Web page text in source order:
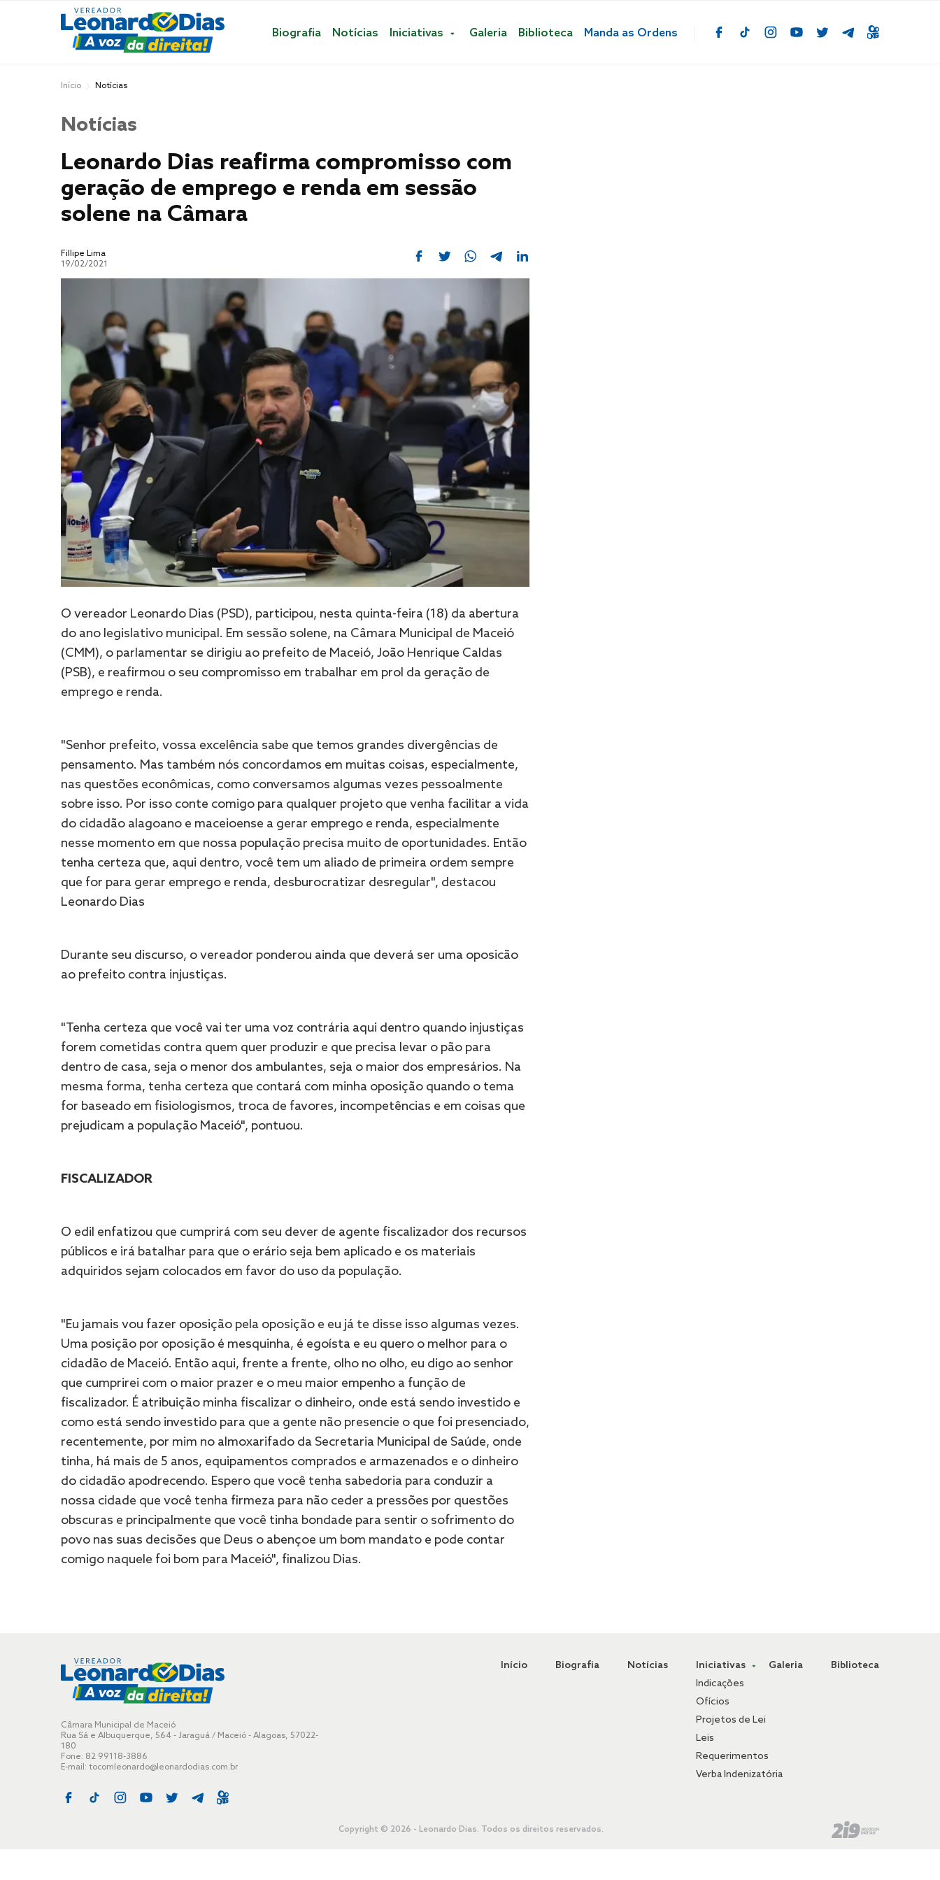
Biografia Notícias Iniciativas Galeria Biblioteca Manda as Ordens
Início Notícias
Notícias
Leonardo Dias reafirma compromisso com
geração de emprego e renda em sessão
solene na Câmara
Fillipe Lima
19/02/2021
O vereador Leonardo Dias (PSD), participou, nesta quinta-feira (18) da abertura
do ano legislativo municipal. Em sessão solene, na Câmara Municipal de Maceió
(CMM), o parlamentar se dirigiu ao prefeito de Maceió, João Henrique Caldas
(PSB), e reafirmou o seu compromisso em trabalhar em prol da geração de
emprego e renda.
"Senhor prefeito, vossa excelência sabe que temos grandes divergências de
pensamento. Mas também nós concordamos em muitas coisas, especialmente,
nas questões econômicas, como conversamos algumas vezes pessoalmente
sobre isso. Por isso conte comigo para qualquer projeto que venha facilitar a vida
do cidadão alagoano e maceioense a gerar emprego e renda, especialmente
nesse momento em que nossa população precisa muito de oportunidades. Então
tenha certeza que, aqui dentro, você tem um aliado de primeira ordem sempre
que for para gerar emprego e renda, desburocratizar desregular", destacou
Leonardo Dias
Durante seu discurso, o vereador ponderou ainda que deverá ser uma oposicão
ao prefeito contra injustiças.
"Tenha certeza que você vai ter uma voz contrária aqui dentro quando injustiças
forem cometidas contra quem quer produzir e que precisa levar o pão para
dentro de casa, seja o menor dos ambulantes, seja o maior dos empresários. Na
mesma forma, tenha certeza que contará com minha oposição quando o tema
for baseado em fisiologismos, troca de favores, incompetências e em coisas que
prejudicam a população Maceió", pontuou.
FISCALIZADOR
O edil enfatizou que cumprirá com seu dever de agente fiscalizador dos recursos
públicos e irá batalhar para que o erário seja bem aplicado e os materiais
adquiridos sejam colocados em favor do uso da população.
"Eu jamais vou fazer oposição pela oposição e eu já te disse isso algumas vezes.
Uma posição por oposição é mesquinha, é egoísta e eu quero o melhor para o
cidadão de Maceió. Então aqui, frente a frente, olho no olho, eu digo ao senhor
que cumprirei com o maior prazer e o meu maior empenho a função de
fiscalizador. É atribuição minha fiscalizar o dinheiro, onde está sendo investido e
como está sendo investido para que a gente não presencie o que foi presenciado,
recentemente, por mim no almoxarifado da Secretaria Municipal de Saúde, onde
tinha, há mais de 5 anos, equipamentos comprados e armazenados e o dinheiro
do cidadão apodrecendo. Espero que você tenha sabedoria para conduzir a
nossa cidade que você tenha firmeza para não ceder a pressões por questões
obscuras e principalmente que você tinha bondade para sentir o sofrimento do
povo nas suas decisões que Deus o abençoe um bom mandato e pode contar
comigo naquele foi bom para Maceió", finalizou Dias.
Câmara Municipal de Maceió
Rua Sá e Albuquerque, 564 - Jaraguá / Maceió - Alagoas, 57022-
180
Fone: 82 99118-3886
E-mail: tocomleonardo@leonardodias.com.br
Início Biografia Notícias
Iniciativas
Indicações
Ofícios
Projetos de Lei
Leis
Requerimentos
Verba Indenizatória
Galeria Biblioteca
Copyright © 2026 - Leonardo Dias. Todos os direitos reservados.